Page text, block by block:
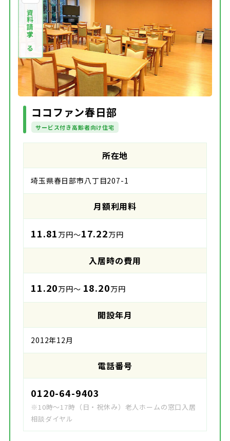
資料請求する
ココファン春日部
サービス付き高齢者向け住宅
所在地
埼玉県春日部市八丁目207-1
月額利用料
11.81 万円～17.22万円
入居時の費用
11.20万円～ 18.20万円
開設年月
2012年12月
電話番号
0120-64-9403
※10時～17時（日・祝休み）老人ホームの窓口入居
相談ダイヤル